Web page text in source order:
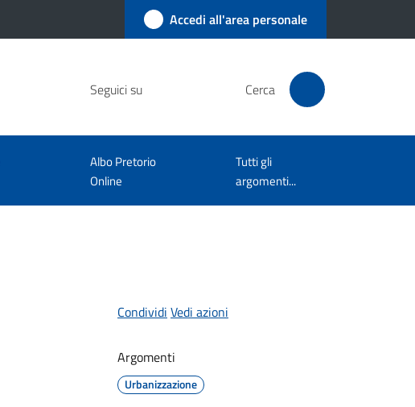
Accedi all'area personale
Seguici su Cerca
Albo Pretorio
Online
Tutti gli
argomenti...
Condividi Vedi azioni
Argomenti
Urbanizzazione